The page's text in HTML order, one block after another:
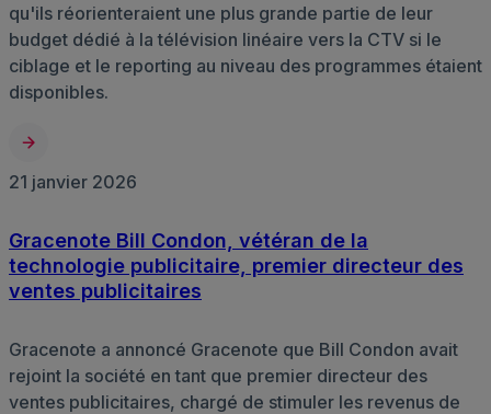
qu'ils réorienteraient une plus grande partie de leur
budget dédié à la télévision linéaire vers la CTV si le
ciblage et le reporting au niveau des programmes étaient
disponibles.
21 janvier 2026
Gracenote Bill Condon, vétéran de la
technologie publicitaire, premier directeur des
ventes publicitaires
Gracenote a annoncé Gracenote que Bill Condon avait
rejoint la société en tant que premier directeur des
ventes publicitaires, chargé de stimuler les revenus de